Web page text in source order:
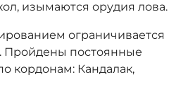
изымаются орудия лова.
ограничивается
Пройдены постоянные
кордонам: Кандалак,